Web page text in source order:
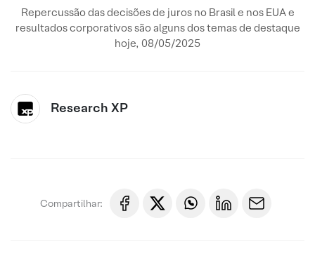
Repercussão das decisões de juros no Brasil e nos EUA e
resultados corporativos são alguns dos temas de destaque
hoje, 08/05/2025
Research XP
Compartilhar: